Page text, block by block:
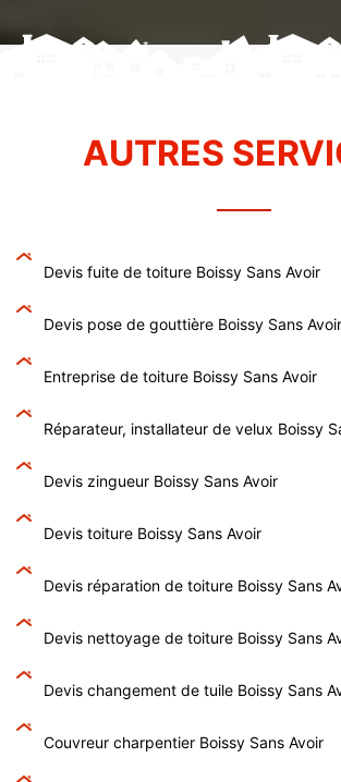
AUTRES
Devis fuite de toiture Boissy Sans Avoir
Devis pose de gouttière Boissy Sans Avoir
Entreprise de toiture Boissy Sans Avoir
Réparateur, installateur de velux Boissy
Devis zingueur Boissy Sans Avoir
Devis toiture Boissy Sans Avoir
Devis réparation de toiture Boissy Sans
Devis nettoyage de toiture Boissy Sans
Devis changement de tuile Boissy Sans
Couvreur charpentier Boissy Sans Avoir